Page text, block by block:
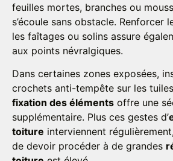
feuilles mortes, branches ou
s’écoule sans obstacle. Renforcer
les faîtages ou solins assure
aux points névralgiques.
Dans certaines zones exposées,
crochets anti-tempête sur les
fixation des éléments offre une
supplémentaire. Plus ces gestes d’
toiture interviennent
de devoir procéder à de grandes